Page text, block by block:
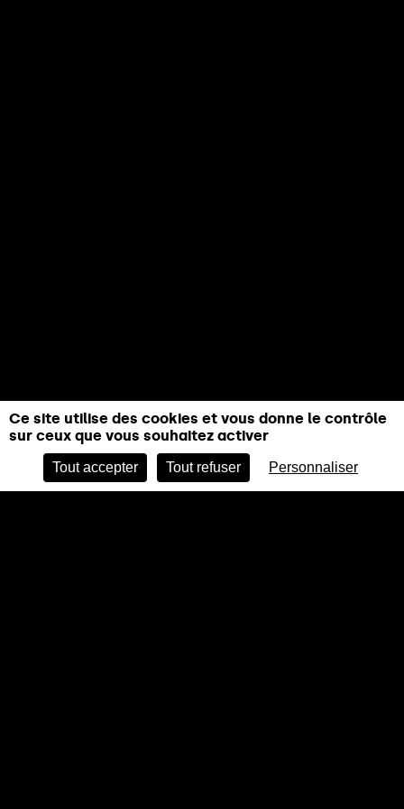
Ce site utilise des cookies et vous donne le contrôle
sur ceux que vous souhaitez activer
Tout accepter Tout refuser Personnaliser